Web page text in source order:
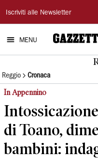
Gazzetta
di
Reggio
Iscriviti alle Newsletter
MENU
Reggio Cronaca
In Appennino
di Toano,
bambini: